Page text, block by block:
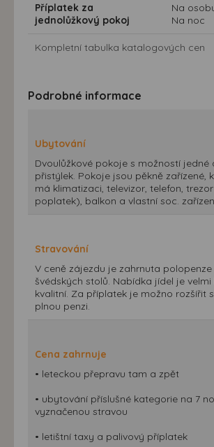
Příplatek za
jednolůžkový pokoj
Na
Na noc
Kompletní tabulka katalogových cen
Podrobné informace
Ubytování
Dvoulůžkové pokoje s možností jedné
přistýlek. Pokoje jsou pěkně zařízené,
má klimatizaci, televizor, telefon,
poplatek), balkon a vlastní soc.
Stravování
V ceně zájezdu je zahrnuta
švédských stolů. Nabídka jídel je
kvalitní. Za příplatek je možno rozšířit
plnou penzi.
Cena zahrnuje
• leteckou přepravu tam a zpět
• ubytování příslušné kategorie na 7
vyznačenou stravou
• letištní taxy a palivový příplatek